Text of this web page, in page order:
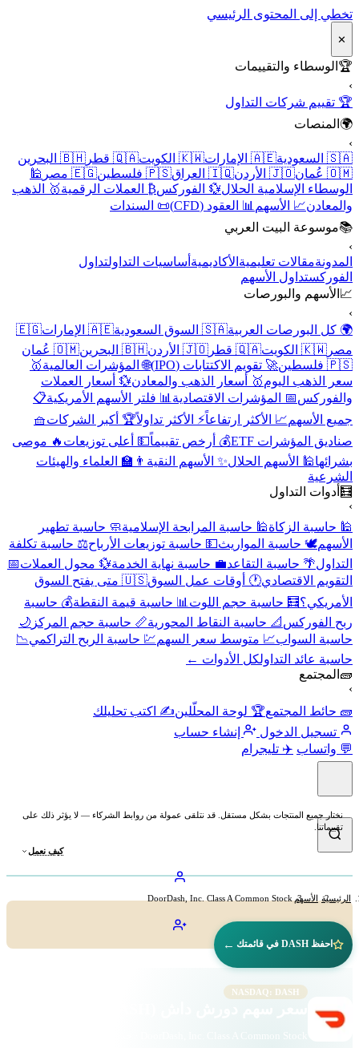
تخطي إلى المحتوى الرئيسي
✕
🏆الوسطاء والتقييمات
🏆 تقييم شركات التداول
🌍المنصات
🇸🇦 السعودية
🇦🇪 الإمارات 🇰🇼 الكويت 🇶🇦 قطر
🇧🇭 البحرين
🇴🇲 عُمان
🇯🇴 الأردن 🇮🇶 العراق 🇵🇸 فلسطين 🇪🇬 مصر
🕌
الوسطاء الإسلامية الحلال 💱 الفوركس ₿ العملات الرقمية🥇 الذهب
والمعادن📈 الأسهم📊 العقود (CFD)
📜 السندات
📚موسوعة البيت العربي
المدونةمقالات تعليميةالأكاديميةأساسيات التداولتداول
الفوركستداول الأسهم
📈الأسهم والبورصات
🌍 كل البورصات العربية🇸🇦 السوق السعودية 🇦🇪 الإمارات
🇪🇬
مصر 🇰🇼 الكويت 🇶🇦 قطر 🇯🇴 الأردن 🇧🇭 البحرين
🇴🇲 عُمان
🇵🇸 فلسطين
🚀 تقويم الاكتتابات (IPO) 🌐 المؤشرات العالمية🥇
سعر الذهب اليوم🥇 أسعار الذهب والمعادن💱 أسعار العملات
والفوركس 📅 المؤشرات الاقتصادية📊 فلتر الأسهم الأمريكية📋
جميع الأسهم📈 الأكثر ارتفاعاً⚡ الأكثر تداولاً🏆 أكبر الشركات🧺
صناديق المؤشرات ETF
💰 أرخص تقييماً💵 أعلى توزيعات🔥 موصى
بشرائها🕌 الأسهم الحلال ✨ الأسهم النقية👨‍🏫 العلماء والهيئات
الشرعية
🧮أدوات التداول
🕌 حاسبة الزكاة🕌 حاسبة المرابحة الإسلامية🧼 حاسبة تطهير
الأسهم🕊️ حاسبة المواريث💵 حاسبة توزيعات الأرباح⚖️ حاسبة تكلفة
التداول 🌴 حاسبة التقاعد💼 حاسبة نهاية الخدمة💱 محول العملات📅
التقويم الاقتصادي🕐 أوقات عمل السوق
🇺🇸 متى يفتح السوق
الأمريكي؟🧮 حاسبة حجم اللوت📊 حاسبة قيمة النقطة💰 حاسبة
ربح الفوركس 📐 حاسبة النقاط المحورية📏 حاسبة حجم المركز 🌙
حاسبة السواب📈 متوسط سعر السهم💹 حاسبة الربح التراكمي 📉
حاسبة عائد التداولكل الأدوات ←
🧱المجتمع
🧱 حائط المجتمع🏆 لوحة المحلّلين✍️ اكتب تحليلك
تسجيل الدخول
إنشاء حساب
💬 واتساب ✈️ تليجرام
نختار جميع المنتجات بشكل مستقل. قد نتلقى عمولة من روابط الشركاء — لا يؤثر ذلك على
تقييماتنا.
كيف نعمل
الرئيسية الأسهم DoorDash, Inc. Class A Common Stock
احفظ DASH في قائمتك ←
NASDAQ: DASH